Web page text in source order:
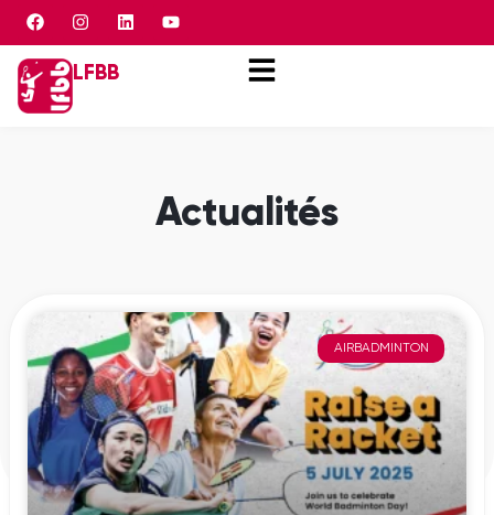
Panneau de gestion des cookies
LFBB
Actualités
AIRBADMINTON